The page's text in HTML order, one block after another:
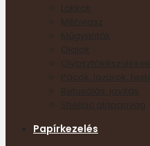
Lakkok
Méhviasz
Műgyanták
Olajok
Olvasztókészülékek
Pácok, lazúrok,
Retusálás, javítás
Papírkezelés